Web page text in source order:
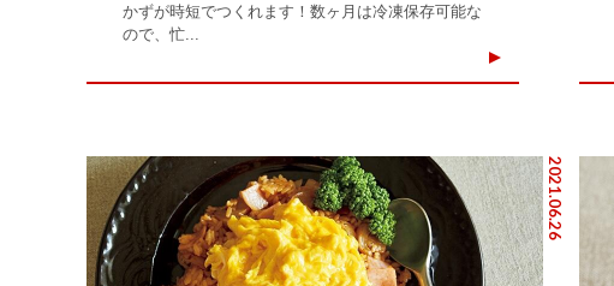
かずが時短でつくれます！数ヶ月は冷凍保存可能な
ので、忙...
2021.06.26